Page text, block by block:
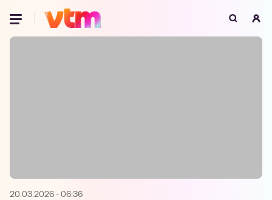
Oeps, browser niet ondersteund
20.03.2026 - 06:36